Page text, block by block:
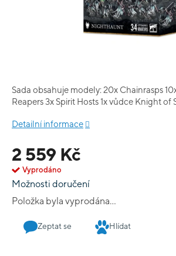
2 559 Kč
Vyprodáno
Možnosti doručení
Položka byla vyprodána…
Sada obsahuje modely: 20x Chainrasps
Reapers 3x Spirit Hosts 1x vůdce Knight of
Detailní informace
Zeptat se Hlídat